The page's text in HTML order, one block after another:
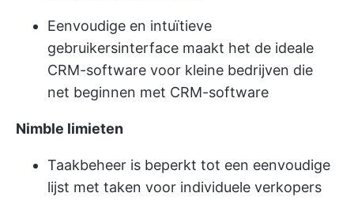
Eenvoudige en intuïtieve
gebruikersinterface maakt het de ideale
CRM-software voor kleine bedrijven die
net beginnen met CRM-software
Nimble limieten
Taakbeheer is beperkt tot een eenvoudige
lijst met taken voor individuele verkopers